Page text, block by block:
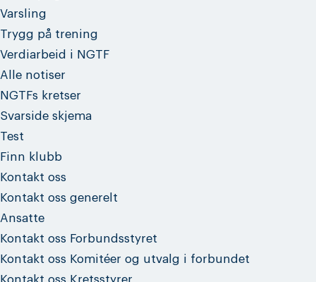
Varsling
Trygg på trening
Verdiarbeid i NGTF
Alle notiser
NGTFs kretser
Svarside skjema
Test
Finn klubb
Kontakt oss
Kontakt oss generelt
Ansatte
Kontakt oss Forbundsstyret
Kontakt oss Komitéer og utvalg i forbundet
Kontakt oss Kretsstyrer